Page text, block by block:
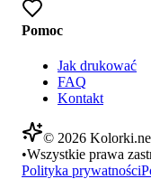
Pomoc
Jak drukować
FAQ
Kontakt
© 2026
•Wszystkie prawa
Polityka prywatności